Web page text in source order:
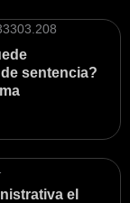
sentencia?
el